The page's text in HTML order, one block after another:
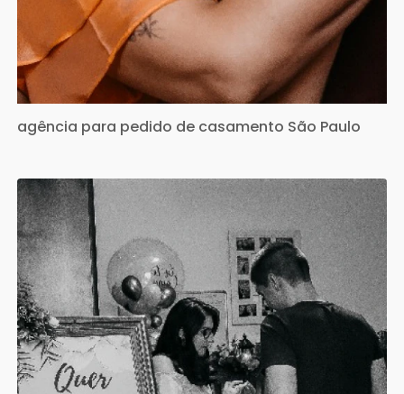
agência para pedido de casamento São Paulo